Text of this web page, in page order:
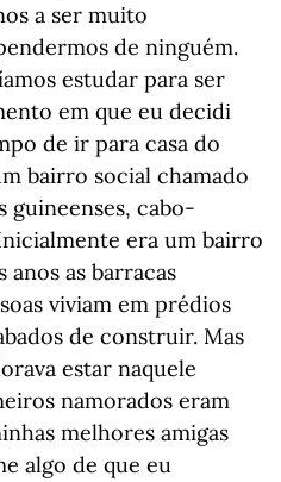
a ser muito
de ninguém.
estudar para ser
em que eu decidi
de ir para casa do
bairro social chamado
guineenses, cabo-
era um bairro
anos as barracas
viviam em prédios
de construir. Mas
estar naquele
namorados eram
melhores amigas
algo de que eu